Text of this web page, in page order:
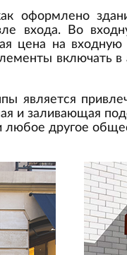
оформлено
входа. Во
цена на
включать
является
и заливающая
другое